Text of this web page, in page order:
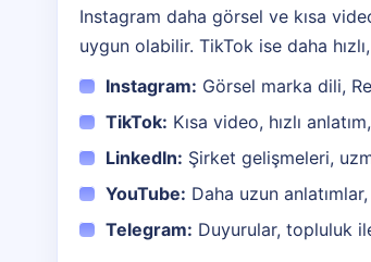
Instagram daha görsel ve kısa
uygun olabilir. TikTok ise daha
Instagram: Görsel marka dili,
TikTok: Kısa video, hızlı
LinkedIn: Şirket gelişmeleri,
YouTube: Daha uzun
Telegram: Duyurular, topluluk